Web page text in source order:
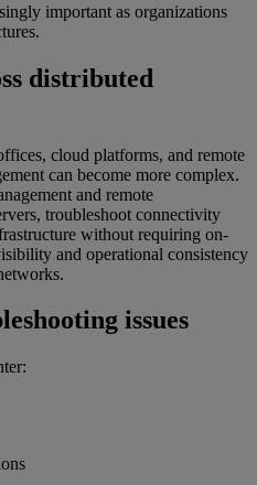
important as organizations
distributed
cloud platforms, and remote
can become more complex.
and remote
troubleshoot connectivity
without requiring on-
and operational consistency
issues